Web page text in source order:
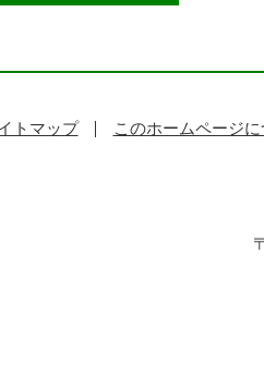
トマップ このホームページに